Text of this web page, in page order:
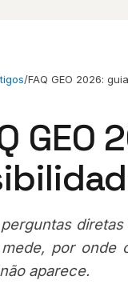
/FAQ GEO 2026:
por onde
aparece.